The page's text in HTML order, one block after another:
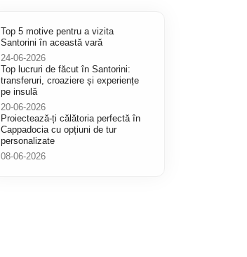
Top 5 motive pentru a vizita
Santorini în această vară
24-06-2026
Top lucruri de făcut în Santorini:
transferuri, croaziere și experiențe
pe insulă
20-06-2026
Proiectează-ți călătoria perfectă în
Cappadocia cu opțiuni de tur
personalizate
08-06-2026